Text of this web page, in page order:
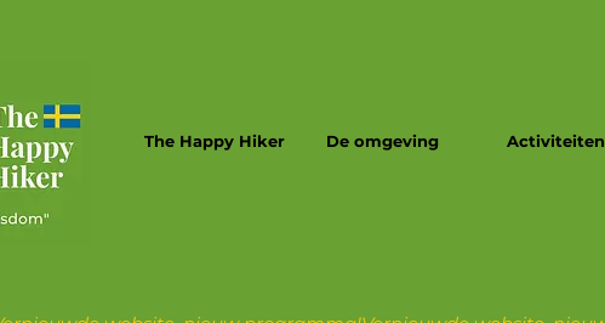
The Happy Hiker De omgeving Activiteiten